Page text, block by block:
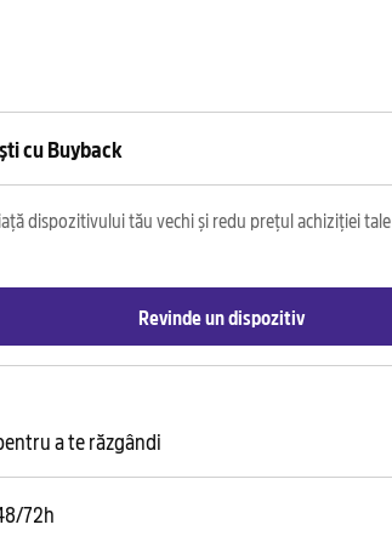
cu Buyback
dispozitivului tău vechi și redu prețul achiziției tale
Revinde un dispozitiv
a te răzgândi
72h